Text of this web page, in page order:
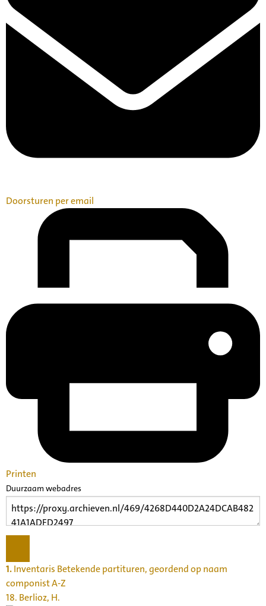
Doorsturen per email
Printen
Duurzaam webadres
1.Inventaris Betekende partituren, geordend op naam
componist A-Z
18. Berlioz, H.